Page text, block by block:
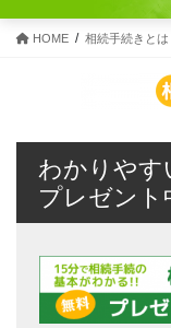
HOME 相続手続きとは
わかりやす
プレゼント